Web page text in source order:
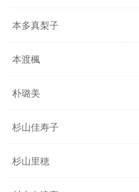
本多真梨子
本渡楓
朴璐美
杉山佳寿子
杉山里穂